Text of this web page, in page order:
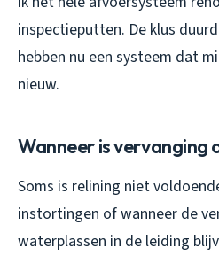
inspectieputten. De klus
hebben nu een systeem dat
nieuw.
Wanneer is vervanging
Soms is relining niet
instortingen of wanneer de
waterplassen in de leiding